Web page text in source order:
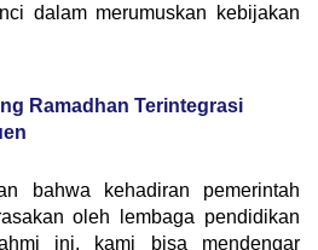
dalam merumuskan kebijakan
Ramadhan Terintegrasi
bahwa kehadiran pemerintah
oleh lembaga pendidikan
ini, kami bisa mendengar